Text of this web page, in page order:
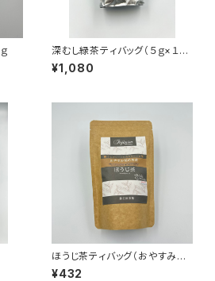
深むし緑茶ティバッグ（５ｇ×１０
０）
¥1,080
ほうじ茶ティバッグ（おやすみ前
のお茶）
¥432